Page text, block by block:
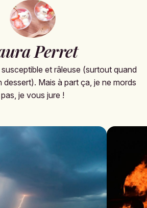
Perret
et râleuse (surtout quand
Mais à part ça, je ne mords
pas, je vous jure !